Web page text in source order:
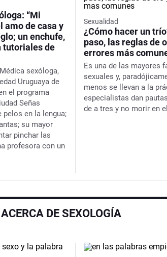
“Mi
amo de casa y
un enchufe,
tutoriales de
Médica sexóloga,
Uruguaya de
el programa
Señas
pelos en la lengua;
su mayor
pinchar las
profesora con un
Sexualidad
¿Cómo hacer un
paso, las reglas de
errores más
Es una de las mayores
sexuales y,
menos se llevan a la
especialistas dan
de a tres y no morir en
DE SEXOLOGÍA